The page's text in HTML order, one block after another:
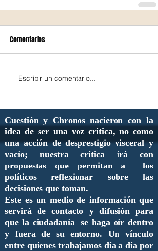
Comentarios
Escribir un comentario...
Cuestión y Chronos nacieron con la
idea de ser una voz crítica, no como
una acción de desprestigio visceral y
vacío; nuestra crítica irá con
propuestas que permitan a los
políticos reflexionar sobre las
decisiones que toman.
Este es un medio de información que
servirá de contacto y difusión para
que la ciudadanía se haga oír dentro
y fuera de su entorno. Un vínculo
entre quienes trabajamos día a día por